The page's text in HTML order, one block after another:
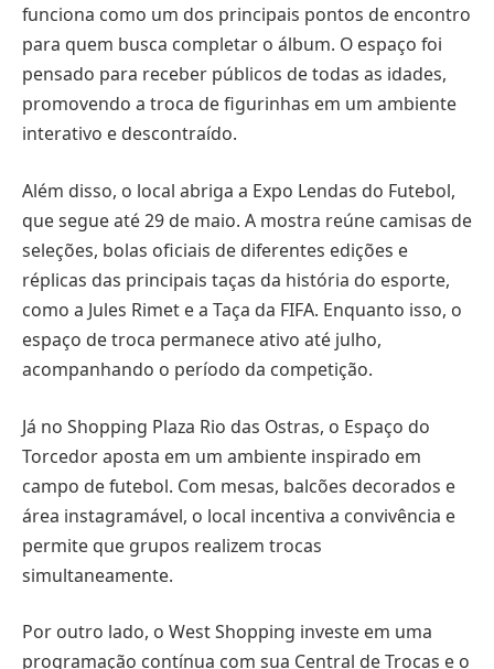
funciona como um dos principais pontos de encontro
para quem busca completar o álbum. O espaço foi
pensado para receber públicos de todas as idades,
promovendo a troca de figurinhas em um ambiente
interativo e descontraído.
Além disso, o local abriga a Expo Lendas do Futebol,
que segue até 29 de maio. A mostra reúne camisas de
seleções, bolas oficiais de diferentes edições e
réplicas das principais taças da história do esporte,
como a Jules Rimet e a Taça da FIFA. Enquanto isso, o
espaço de troca permanece ativo até julho,
acompanhando o período da competição.
Já no Shopping Plaza Rio das Ostras, o Espaço do
Torcedor aposta em um ambiente inspirado em
campo de futebol. Com mesas, balcões decorados e
área instagramável, o local incentiva a convivência e
permite que grupos realizem trocas
simultaneamente.
Por outro lado, o West Shopping investe em uma
programação contínua com sua Central de Trocas e o